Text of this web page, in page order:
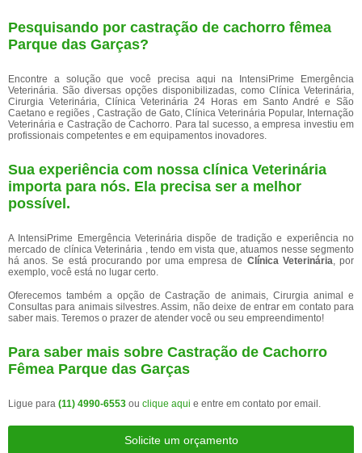
Pesquisando por castração de cachorro fêmea
Parque das Garças?
Encontre a solução que você precisa aqui na IntensiPrime Emergência
Veterinária. São diversas opções disponibilizadas, como Clínica Veterinária,
Cirurgia Veterinária, Clínica Veterinária 24 Horas em Santo André e São
Caetano e regiões , Castração de Gato, Clínica Veterinária Popular, Internação
Veterinária e Castração de Cachorro. Para tal sucesso, a empresa investiu em
profissionais competentes e em equipamentos inovadores.
Sua experiência com nossa clínica Veterinária
importa para nós. Ela precisa ser a melhor
possível.
A IntensiPrime Emergência Veterinária dispõe de tradição e experiência no
mercado de clínica Veterinária , tendo em vista que, atuamos nesse segmento
há anos. Se está procurando por uma empresa de Clínica Veterinária, por
exemplo, você está no lugar certo.
Oferecemos também a opção de Castração de animais, Cirurgia animal e
Consultas para animais silvestres. Assim, não deixe de entrar em contato para
saber mais. Teremos o prazer de atender você ou seu empreendimento!
Para saber mais sobre Castração de Cachorro
Fêmea Parque das Garças
Ligue para (11) 4990-6553 ou clique aqui e entre em contato por email.
Solicite um orçamento